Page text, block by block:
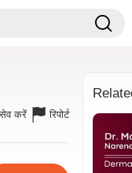
सेव करें रिपोर्ट